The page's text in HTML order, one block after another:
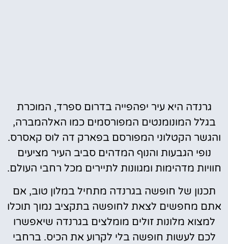
גרנדה היא עיר יפהפייה בדרום ספרד, המוכרת
בגלל המונומנטים המפורסמים כמו האלהמברה,
והגשר הקטלוני המפורסם בפארק דה לוס קאסרס.
נופי הגבעות והנוף המדהים סביב העיר מציעים
חוויות מדהימות ומגוונות לתיירים מכל רחבי העולם.
תכנון של חופשה בגרנדה מתחיל במלון טוב, אם
אתם מחפשים לצאת לחופשה בתקציב נמוך תוכלו
למצוא מלונות זולים מומלצים בגרנדה שיאפשרו
לכם לעשות חופשה בלי לקרוע את הכיס. ברחבי